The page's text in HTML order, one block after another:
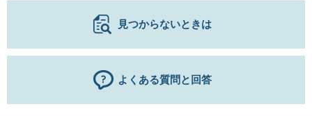
見つからないときは
よくある質問と回答